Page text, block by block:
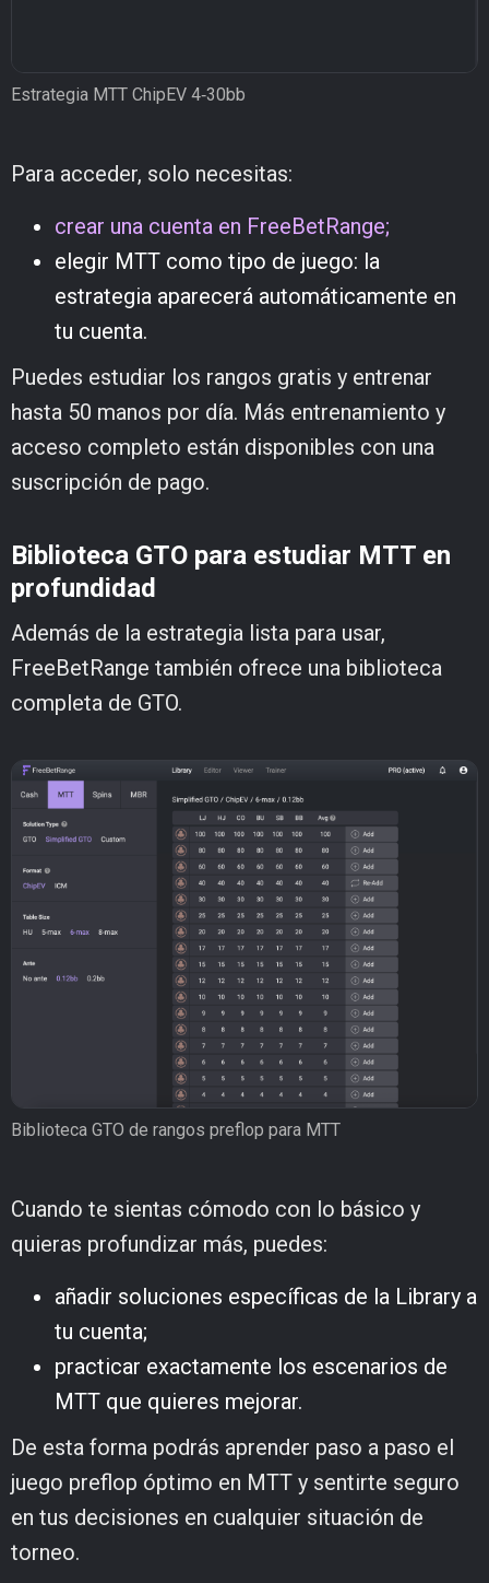
Estrategia MTT ChipEV 4‑30bb
Para acceder, solo necesitas:
crear una cuenta en FreeBetRange;
elegir MTT como tipo de juego: la
estrategia aparecerá automáticamente en
tu cuenta.
Puedes estudiar los rangos gratis y entrenar
hasta 50 manos por día. Más entrenamiento y
acceso completo están disponibles con una
suscripción de pago.
Biblioteca GTO para estudiar MTT en
profundidad
Además de la estrategia lista para usar,
FreeBetRange también ofrece una biblioteca
completa de GTO.
Biblioteca GTO de rangos preflop para MTT
Cuando te sientas cómodo con lo básico y
quieras profundizar más, puedes:
añadir soluciones específicas de la Library a
tu cuenta;
practicar exactamente los escenarios de
MTT que quieres mejorar.
De esta forma podrás aprender paso a paso el
juego preflop óptimo en MTT y sentirte seguro
en tus decisiones en cualquier situación de
torneo.